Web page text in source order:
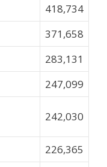
418,734
371,658
283,131
247,099
242,030
226,365